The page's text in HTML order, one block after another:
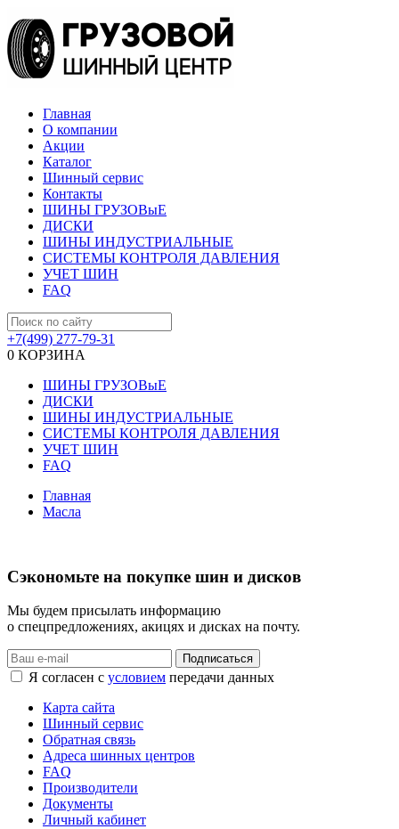
Главная
О компании
Акции
Каталог
Шинный сервис
Контакты
ШИНЫ ГРУЗОВыЕ
ДИСКИ
ШИНЫ ИНДУСТРИАЛЬНЫЕ
СИСТЕМЫ КОНТРОЛЯ ДАВЛЕНИЯ
УЧЕТ ШИН
FAQ
+7(499) 277-79-31
0 КОРЗИНА
ШИНЫ ГРУЗОВыЕ
ДИСКИ
ШИНЫ ИНДУСТРИАЛЬНЫЕ
СИСТЕМЫ КОНТРОЛЯ ДАВЛЕНИЯ
УЧЕТ ШИН
FAQ
Главная
Масла
Сэкономьте на покупке шин и дисков
Мы будем присылать информацию
о спецпредложениях, акицях и дисках на почту.
Подписаться
Я согласен с условием передачи данных
Карта сайта
Шинный сервис
Обратная связь
Адреса шинных центров
FAQ
Производители
Документы
Личный кабинет